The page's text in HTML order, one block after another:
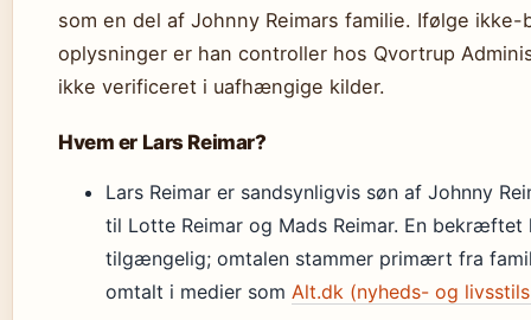
som en del af Johnny Reimars familie. Ifølge
oplysninger er han controller hos Qvortrup
ikke verificeret i uafhængige kilder.
Hvem er Lars Reimar?
Lars Reimar er sandsynligvis søn af Johnny
til Lotte Reimar og Mads Reimar. En
tilgængelig; omtalen stammer primært fra
omtalt i medier som Alt.dk (nyheds- og